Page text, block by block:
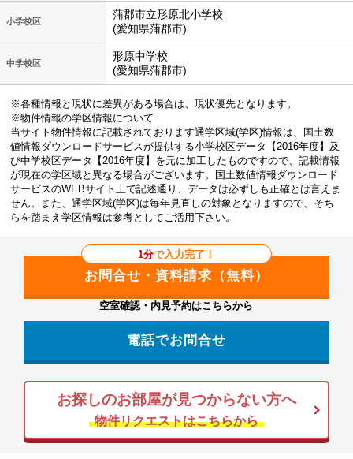
小学校区
蒲郡市立形原北小学校
(愛知県蒲郡市)
中学校区
形原中学校
(愛知県蒲郡市)
※各種情報と現状に差異がある場合は、現状優先となります。
※物件情報の学区情報について
当サイト物件情報に記載されております通学区域(学区)情報は、国土数
値情報ダウンロードサービスが提供する小学校区データ【2016年度】及
び中学校区データ【2016年度】を元に加工したものですので、記載情報
が現在の学区域と異なる場合がございます。国土数値情報ダウンロード
サービスのWEBサイト上で記述通り、データは必ずしも正確とは言えま
せん。また、通学区域(学区)は毎年見直しの対象となりますので、そち
らを踏まえ学区情報は参考としてご活用下さい。
1分で入力完了！
空室確認・内見予約はこちらから
電話でお問合せ
お探しのお部屋が見つからない方へ
物件リクエストはこちらから